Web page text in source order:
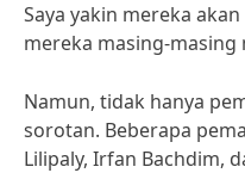
Saya yakin mereka
mereka masing-masing
Namun, tidak hanya
sorotan. Beberapa
Lilipaly, Irfan Bachdim,